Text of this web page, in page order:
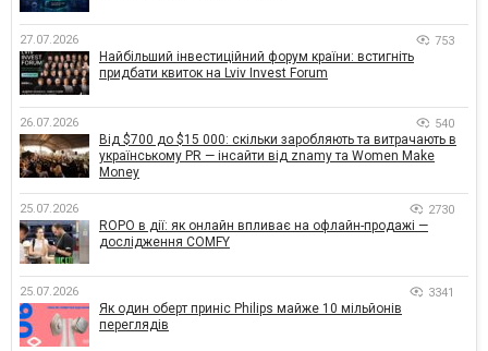
27.07.2026 753
Найбільший інвестиційний форум країни: встигніть
придбати квиток на Lviv Invest Forum
26.07.2026 540
Від $700 до $15 000: скільки заробляють та витрачають в
українському PR — інсайти від znamy та Women Make
Money
25.07.2026 2730
ROPO в дії: як онлайн впливає на офлайн-продажі —
дослідження COMFY
25.07.2026 3341
Як один оберт приніс Philips майже 10 мільйонів
переглядів